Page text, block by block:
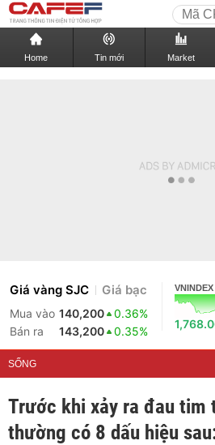
Home Tin mới Market
Giá vàng SJC Giá bạc
Mua vào 140,200
0.36%
Bán ra
143,200 0.35%
VNINDEX
SỐNG
Trước khi xảy ra đau tim
thường có 8 dấu hiệu